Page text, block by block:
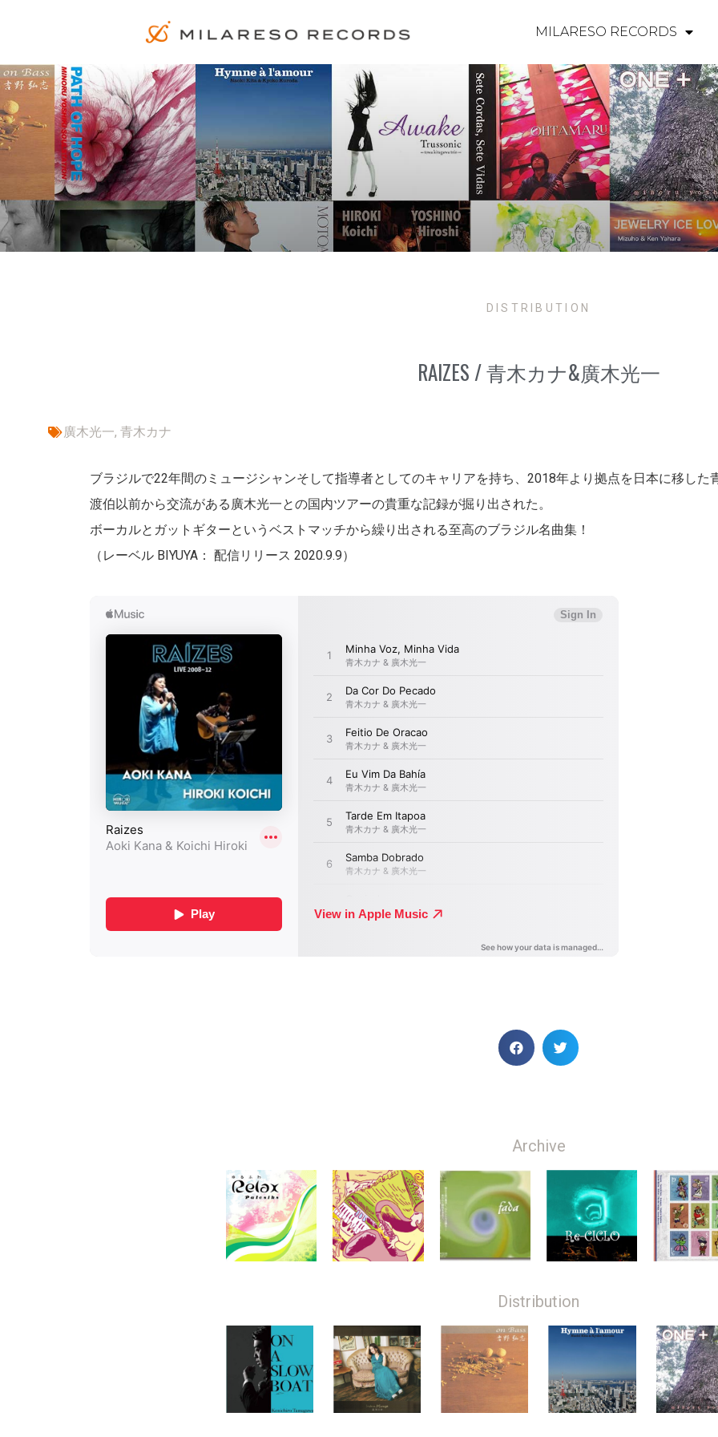
MILARESO RECORDS
DISTRIBUTION
RAIZES / 青木カナ&廣木光一
廣木光一, 青木カナ
ブラジルで22年間のミュージシャンそして指導者としてのキャリアを持ち、2018年より拠点を日本に移した
渡伯以前から交流がある廣木光一との国内ツアーの貴重な記録が掘り出された。
ボーカルとガットギターというベストマッチから繰り出される至高のブラジル名曲集！
（レーベル BIYUYA： 配信リリース 2020.9.9）
Archive
Distribution